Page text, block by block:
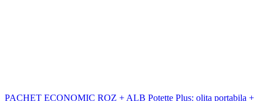
PACHET ECONOMIC ROZ + ALB Potette Plus: olita portabila +